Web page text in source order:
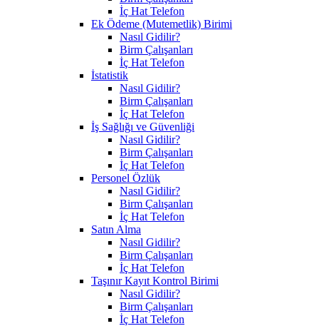
İç Hat Telefon
Ek Ödeme (Mutemetlik) Birimi
Nasıl Gidilir?
Birm Çalışanları
İç Hat Telefon
İstatistik
Nasıl Gidilir?
Birm Çalışanları
İç Hat Telefon
İş Sağlığı ve Güvenliği
Nasıl Gidilir?
Birm Çalışanları
İç Hat Telefon
Personel Özlük
Nasıl Gidilir?
Birm Çalışanları
İç Hat Telefon
Satın Alma
Nasıl Gidilir?
Birm Çalışanları
İç Hat Telefon
Taşınır Kayıt Kontrol Birimi
Nasıl Gidilir?
Birm Çalışanları
İç Hat Telefon